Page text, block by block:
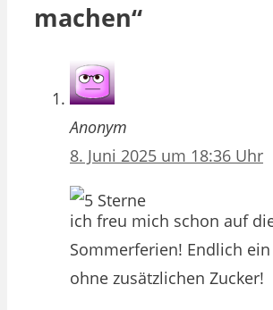
machen“
Anonym
8. Juni 2025 um 18:36 Uhr
ich freu mich schon auf
Sommerferien! Endlich ein
ohne zusätzlichen Zucker!